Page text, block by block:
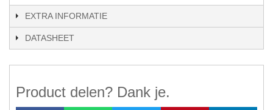
EXTRA INFORMATIE
DATASHEET
Product delen? Dank je.